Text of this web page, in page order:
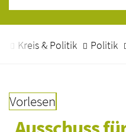
Kreis & Politik Politik
Vorlesen